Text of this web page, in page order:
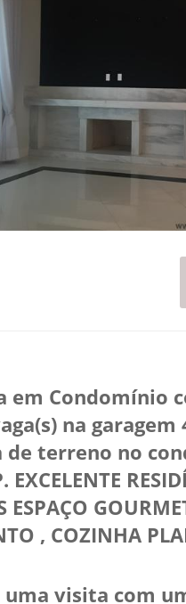
em Condomínio
na garagem
de terreno no
EXCELENTE
ESPAÇO
, COZINHA
visita com